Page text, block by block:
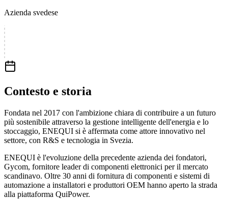
Azienda svedese
Contesto e storia
Fondata nel 2017 con l'ambizione chiara di contribuire a un futuro
più sostenibile attraverso la gestione intelligente dell'energia e lo
stoccaggio, ENEQUI si è affermata come attore innovativo nel
settore, con R&S e tecnologia in Svezia.
ENEQUI è l'evoluzione della precedente azienda dei fondatori,
Gycom, fornitore leader di componenti elettronici per il mercato
scandinavo. Oltre 30 anni di fornitura di componenti e sistemi di
automazione a installatori e produttori OEM hanno aperto la strada
alla piattaforma QuiPower.